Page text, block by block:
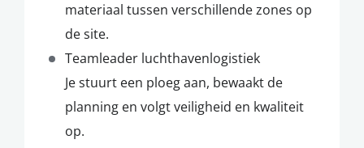
materiaal tussen verschillende zones op
de site.
Teamleader luchthavenlogistiek
Je stuurt een ploeg aan, bewaakt de
planning en volgt veiligheid en kwaliteit
op.